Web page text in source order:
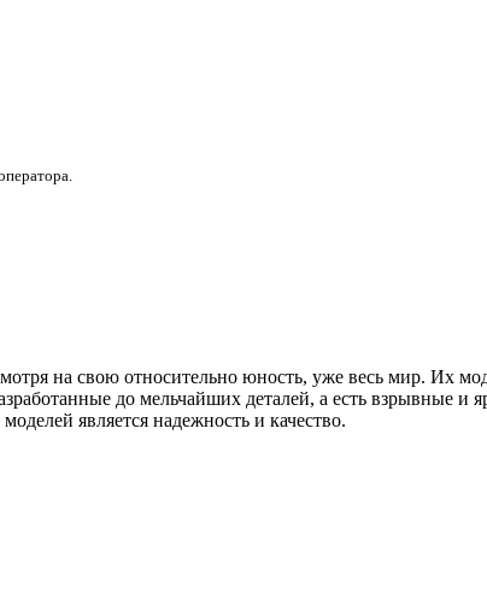
на свою относительно юность, уже весь мир. Их
до мельчайших деталей, а есть взрывные
является надежность и качество.